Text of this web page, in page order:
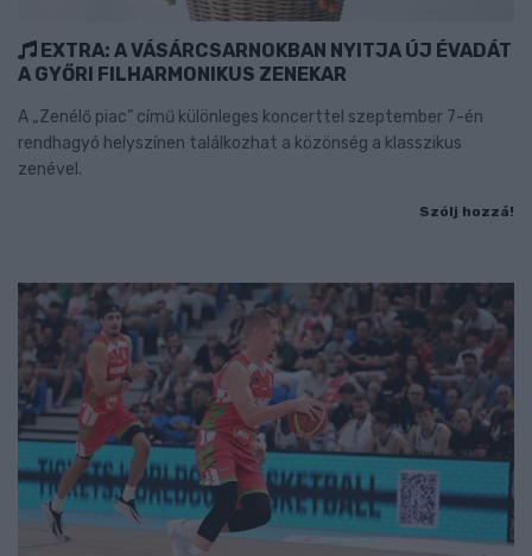
EXTRA: A VÁSÁRCSARNOKBAN NYITJA ÚJ ÉVADÁT
A GYŐRI FILHARMONIKUS ZENEKAR
A „Zenélő piac” című különleges koncerttel szeptember 7-én
rendhagyó helyszínen találkozhat a közönség a klasszikus
zenével.
Szólj hozzá!